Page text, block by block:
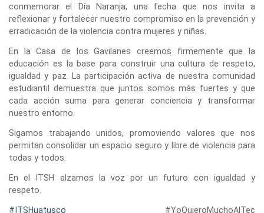
conmemorar el Día Naranja, una fecha que nos invita a
reflexionar y fortalecer nuestro compromiso en la prevención y
erradicación de la violencia contra mujeres y niñas.
En la Casa de los Gavilanes creemos firmemente que la
educación es la base para construir una cultura de respeto,
igualdad y paz. La participación activa de nuestra comunidad
estudiantil demuestra que juntos somos más fuertes y que
cada acción suma para generar conciencia y transformar
nuestro entorno.
Sigamos trabajando unidos, promoviendo valores que nos
permitan consolidar un espacio seguro y libre de violencia para
todas y todos.
En el ITSH alzamos la voz por un futuro con igualdad y
respeto.
#ITSHuatusco #YoQuieroMuchoAlTec